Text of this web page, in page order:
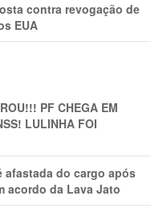
contra revogação de
EUA
PF CHEGA EM
LULINHA FOI
afastada do cargo após
acordo da Lava Jato